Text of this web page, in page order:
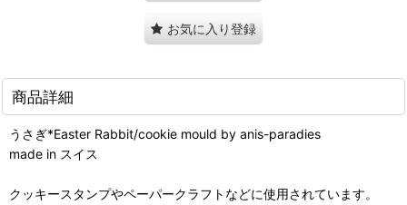
お気に入り登録
商品詳細
うさぎ*Easter Rabbit/cookie mould by anis-paradies
made in スイス
クッキースタンプやペーパークラフトなどに使用されています。